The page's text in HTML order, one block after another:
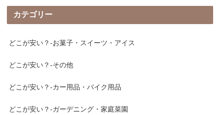
カテゴリー
どこが安い？-お菓子・スイーツ・アイス
どこが安い？-その他
どこが安い？-カー用品・バイク用品
どこが安い？-ガーデニング・家庭菜園